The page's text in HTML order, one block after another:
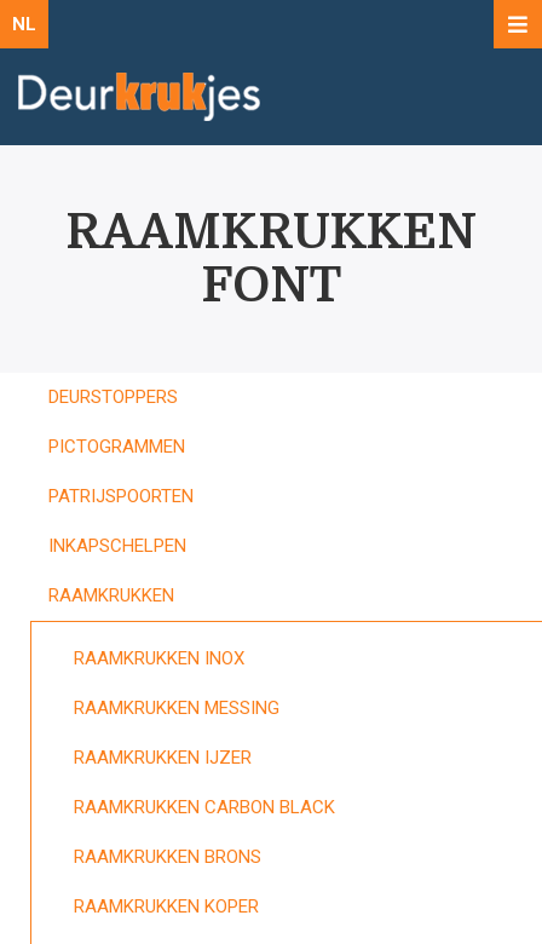
NL
RAAMKRUKKEN
FONT
DEURSTOPPERS
PICTOGRAMMEN
PATRIJSPOORTEN
INKAPSCHELPEN
RAAMKRUKKEN
RAAMKRUKKEN INOX
RAAMKRUKKEN MESSING
RAAMKRUKKEN IJZER
RAAMKRUKKEN CARBON BLACK
RAAMKRUKKEN BRONS
RAAMKRUKKEN KOPER